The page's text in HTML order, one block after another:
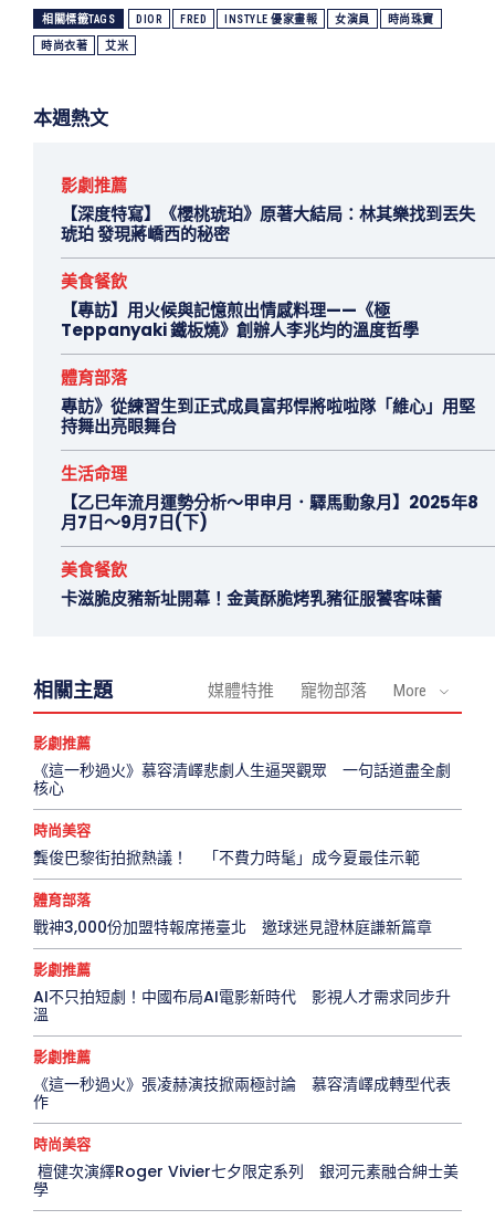
相關標籤TAGS DIOR FRED INSTYLE 優家畫報 女演員 時尚珠寶
時尚衣著 艾米
本週熱文
影劇推薦
【深度特寫】《櫻桃琥珀》原著大結局：林其樂找到丟失
琥珀 發現蔣嶠西的秘密
美食餐飲
【專訪】用火候與記憶煎出情感料理——《極
Teppanyaki 鐵板燒》創辦人李兆均的溫度哲學
體育部落
專訪》從練習生到正式成員富邦悍將啦啦隊「維心」用堅
持舞出亮眼舞台
生活命理
【乙巳年流月運勢分析～甲申月．驛馬動象月】2025年8
月7日～9月7日(下)
美食餐飲
卡滋脆皮豬新址開幕！金黃酥脆烤乳豬征服饕客味蕾
相關主題 媒體特推 寵物部落 More
影劇推薦
《這一秒過火》慕容清嶧悲劇人生逼哭觀眾 一句話道盡全劇
核心
時尚美容
龔俊巴黎街拍掀熱議！ 「不費力時髦」成今夏最佳示範
體育部落
戰神3,000份加盟特報席捲臺北 邀球迷見證林庭謙新篇章
影劇推薦
AI不只拍短劇！中國布局AI電影新時代 影視人才需求同步升
溫
影劇推薦
《這一秒過火》張凌赫演技掀兩極討論 慕容清嶧成轉型代表
作
時尚美容
檀健次演繹Roger Vivier七夕限定系列 銀河元素融合紳士美
學